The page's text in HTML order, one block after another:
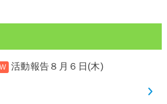
活動報告８月６日(木)